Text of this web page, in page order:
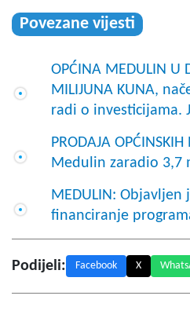
Povezane vijesti
OPĆINA MEDULIN U
MILIJUNA KUNA,
radi o investicijama.
PRODAJA
Medulin zaradio 3,7
MEDULIN:
financiranje
Podijeli: Facebook X